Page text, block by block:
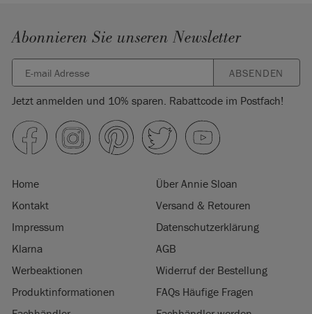
Abonnieren Sie unseren Newsletter
ABSENDEN
Jetzt anmelden und 10% sparen. Rabattcode im Postfach!
Home
Über Annie Sloan
Kontakt
Versand & Retouren
Impressum
Datenschutzerklärung
Klarna
AGB
Werbeaktionen
Widerruf der Bestellung
Produktinformationen
FAQs Häufige Fragen